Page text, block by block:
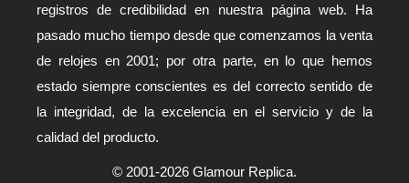
registros de credibilidad en nuestra página web. Ha
pasado mucho tiempo desde que comenzamos la venta
de relojes en 2001; por otra parte, en lo que hemos
estado siempre conscientes es del correcto sentido de
la integridad, de la excelencia en el servicio y de la
calidad del producto.
© 2001-2026 Glamour Replica.